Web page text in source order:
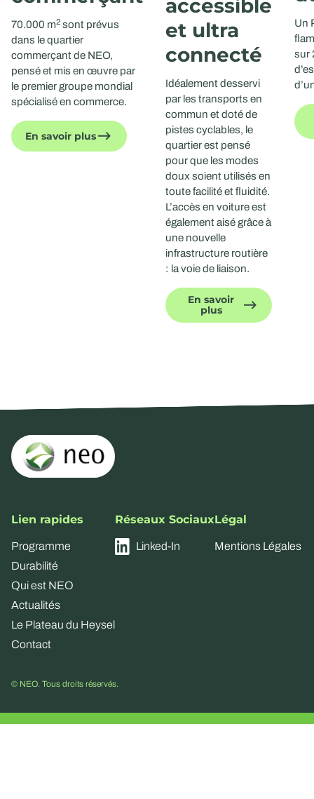
70.000 m2 sont prévus
dans le quartier
commerçant de NEO,
pensé et mis en œuvre par
le premier groupe mondial
spécialisé en commerce.
En savoir plus
accessible
et ultra
connecté
Idéalement desservi
par les transports en
commun et doté de
pistes cyclables, le
quartier est pensé
pour que les modes
doux soient utilisés en
toute facilité et fluidité.
L’accès en voiture est
également aisé grâce à
une nouvelle
infrastructure routière
: la voie de liaison.
En savoir
plus
Un
sur
Lien rapides
Programme
Durabilité
Qui est NEO
Actualités
Le Plateau du Heysel
Contact
Réseaux Sociaux
Linked-In
Légal
Mentions Légales
© NEO. Tous droits réservés.